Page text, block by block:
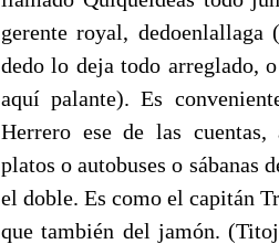
gerente royal,
dedo lo deja todo arreglado,
aquí palante). Es
Herrero ese de las
platos o autobuses o sábanas
el doble. Es como el capitán
que también del jamón.